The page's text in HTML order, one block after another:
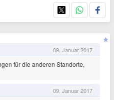
09. Januar 2017
für die anderen Standorte,
09. Januar 2017